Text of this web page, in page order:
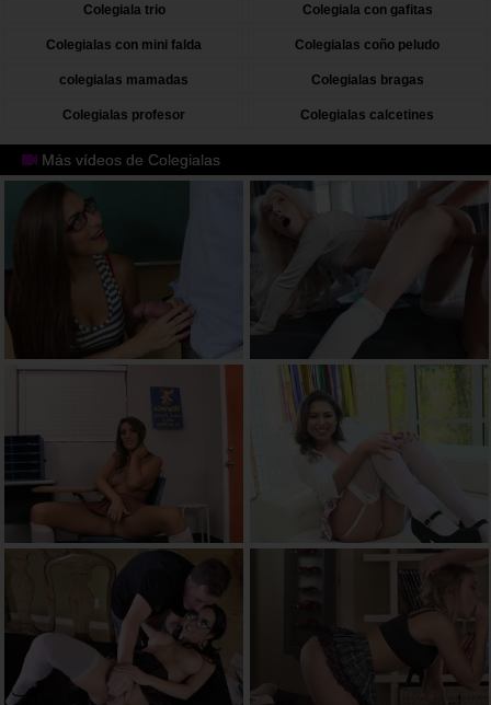
Colegiala trio Colegiala con gafitas
Colegialas con mini falda Colegialas coño peludo
colegialas mamadas Colegialas bragas
Colegialas profesor Colegialas calcetines
Más vídeos de Colegialas